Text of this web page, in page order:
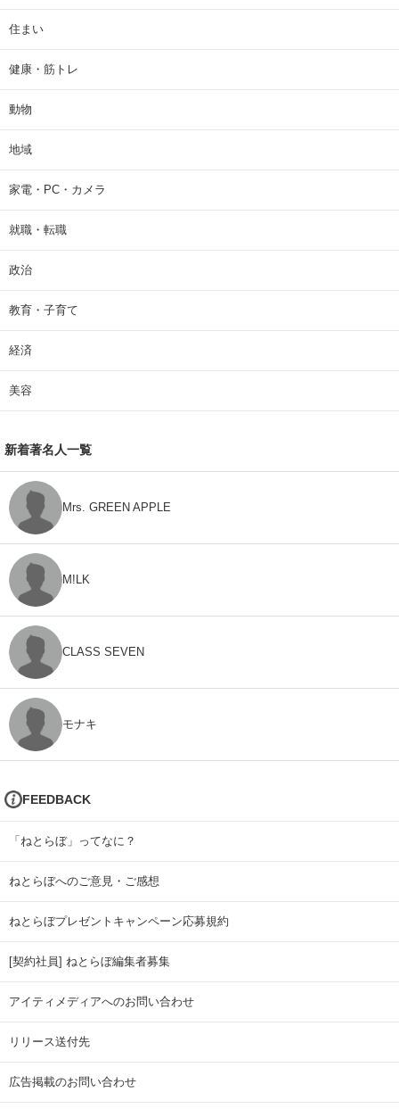
住まい
健康・筋トレ
動物
地域
家電・PC・カメラ
就職・転職
政治
教育・子育て
経済
美容
新着著名人一覧
Mrs. GREEN APPLE
M!LK
CLASS SEVEN
モナキ
FEEDBACK
「ねとらぼ」ってなに？
ねとらぼへのご意見・ご感想
ねとらぼプレゼントキャンペーン応募規約
[契約社員] ねとらぼ編集者募集
アイティメディアへのお問い合わせ
リリース送付先
広告掲載のお問い合わせ